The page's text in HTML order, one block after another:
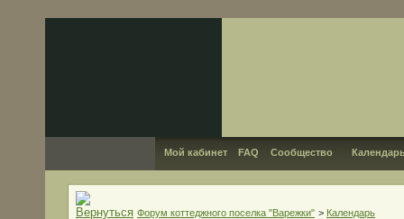
Мой кабинет FAQ Сообщество
Форум коттеджного поселка "Варежки" > Календарь